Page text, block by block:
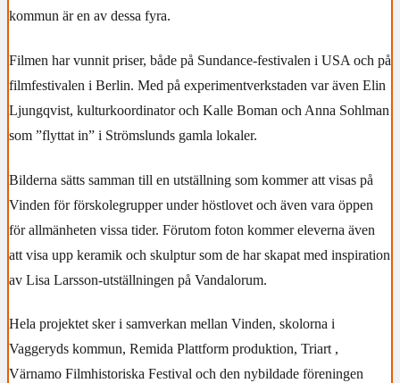
kommun är en av dessa fyra.
Filmen har vunnit priser, både på Sundance-festivalen i USA och på
filmfestivalen i Berlin. Med på experimentverkstaden var även Elin
Ljungqvist, kulturkoordinator och Kalle Boman och Anna Sohlman
som ”flyttat in” i Strömslunds gamla lokaler.
Bilderna sätts samman till en utställning som kommer att visas på
Vinden för förskolegrupper under höstlovet och även vara öppen
för allmänheten vissa tider. Förutom foton kommer eleverna även
att visa upp keramik och skulptur som de har skapat med inspiration
av Lisa Larsson-utställningen på Vandalorum.
Hela projektet sker i samverkan mellan Vinden, skolorna i
Vaggeryds kommun, Remida Plattform produktion, Triart ,
Värnamo Filmhistoriska Festival och den nybildade föreningen